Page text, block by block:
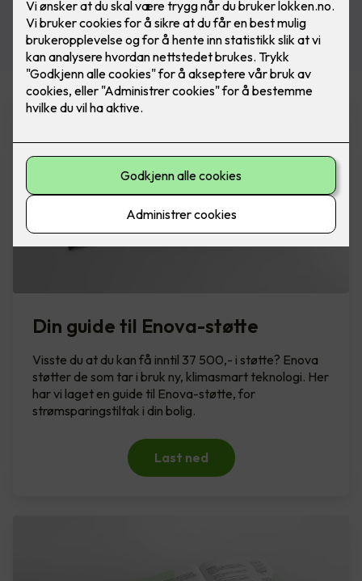
Din guide til Enova-støtte
Visste du at du kan få inntil 37 500,- i støtte? Enova
støtter de som tar i bruk ny, klimasmart teknologi. Her
har vi laget en guide til Enova-støtte, for
strømsparingstiltak i din bolig.
Last ned